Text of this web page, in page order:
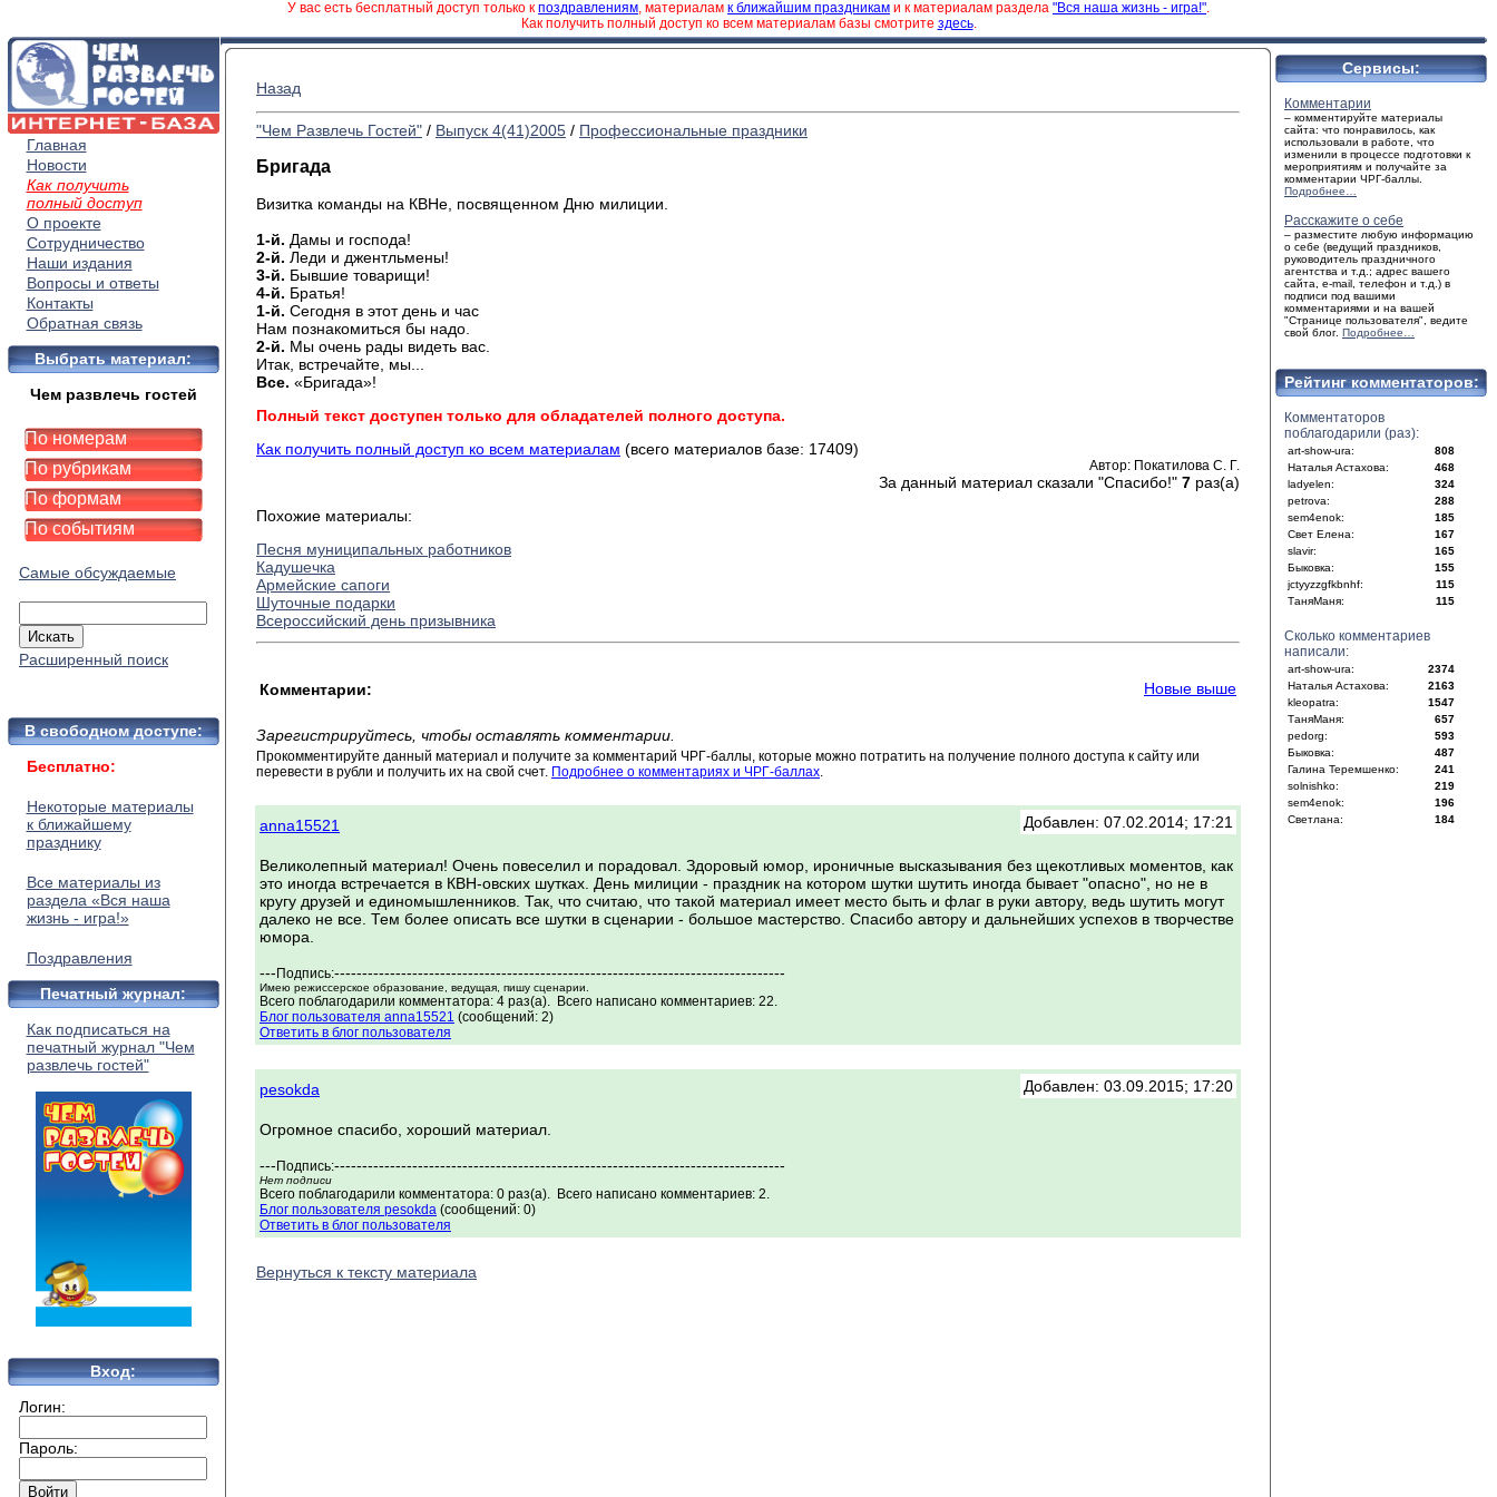
У вас есть бесплатный доступ только к поздравлениям, материалам к ближайшим праздникам и к материалам раздела "Вся наша жизнь - игра!".
Как получить полный доступ ко всем материалам базы смотрите здесь.
Главная
Новости
Как получить
полный доступ
О проекте
Сотрудничество
Наши издания
Вопросы и ответы
Контакты
Обратная связь
Выбрать материал:
Чем развлечь гостей
По номерам
По рубрикам
По формам
По событиям
Самые обсуждаемые
Расширенный поиск
В свободном доступе:
Бесплатно:
Некоторые материалы
к ближайшему
празднику
Все материалы из
раздела «Вся наша
жизнь - игра!»
Поздравления
Печатный журнал:
Как подписаться на
печатный журнал "Чем
развлечь гостей"
Вход:
Логин:
Пароль:
Назад
"Чем Развлечь Гостей" / Выпуск 4(41)2005 / Профессиональные праздники
Бригада
Визитка команды на КВНе, посвященном Дню милиции.
1-й. Дамы и господа!
2-й. Леди и джентльмены!
3-й. Бывшие товарищи!
4-й. Братья!
1-й. Сегодня в этот день и час
Нам познакомиться бы надо.
2-й. Мы очень рады видеть вас.
Итак, встречайте, мы...
Все. «Бригада»!
Полный текст доступен только для обладателей полного доступа.
Как получить полный доступ ко всем материалам (всего материалов базе: 17409)
Автор: Покатилова С. Г.
За данный материал сказали "Спасибо!" 7 раз(а)
Похожие материалы:
Песня муниципальных работников
Кадушечка
Армейские сапоги
Шуточные подарки
Всероссийский день призывника
Комментарии: Новые выше
Зарегистрируйтесь, чтобы оставлять комментарии.
Прокомментируйте данный материал и получите за комментарий ЧРГ-баллы, которые можно потратить на получение полного доступа к сайту или
перевести в рубли и получить их на свой счет. Подробнее о комментариях и ЧРГ-баллах.
anna15521 Добавлен: 07.02.2014; 17:21
Великолепный материал! Очень повеселил и порадовал. Здоровый юмор, ироничные высказывания без щекотливых моментов, как
это иногда встречается в КВН-овских шутках. День милиции - праздник на котором шутки шутить иногда бывает "опасно", но не в
кругу друзей и единомышленников. Так, что считаю, что такой материал имеет место быть и флаг в руки автору, ведь шутить могут
далеко не все. Тем более описать все шутки в сценарии - большое мастерство. Спасибо автору и дальнейших успехов в творчестве
юмора.
--- Подпись:---------------------------------------------------------------------------------
Имею режиссерское образование, ведущая, пишу сценарии.
Всего поблагодарили комментатора: 4 раз(а). Всего написано комментариев: 22.
Блог пользователя anna15521 (сообщений: 2)
Ответить в блог пользователя
pesokda Добавлен: 03.09.2015; 17:20
Огромное спасибо, хороший материал.
--- Подпись:---------------------------------------------------------------------------------
Нет подписи
Всего поблагодарили комментатора: 0 раз(а). Всего написано комментариев: 2.
Блог пользователя pesokda (сообщений: 0)
Ответить в блог пользователя
Вернуться к тексту материала
Сервисы:
Комментарии
– комментируйте материалы
сайта: что понравилось, как
использовали в работе, что
изменили в процессе подготовки к
мероприятиям и получайте за
комментарии ЧРГ-баллы.
Подробнее…
Расскажите о себе
– разместите любую информацию
о себе (ведущий праздников,
руководитель праздничного
агентства и т.д.; адрес вашего
сайта, e-mail, телефон и т.д.) в
подписи под вашими
комментариями и на вашей
"Странице пользователя", ведите
свой блог. Подробнее…
Рейтинг комментаторов:
Комментаторов
поблагодарили (раз):
art-show-ura:
808
Наталья Астахова:
468
ladyelen:
324
petrova:
288
sem4enok:
185
Свет Елена:
167
slavir:
165
Быковка:
155
jctyyzzgfkbnhf:
115
ТаняМаня:
115
Сколько комментариев
написали:
art-show-ura:
2374
Наталья Астахова:
2163
kleopatra:
1547
ТаняМаня:
657
pedorg:
593
Быковка:
487
Галина Теремшенко:
241
solnishko:
219
sem4enok:
196
Светлана:
184